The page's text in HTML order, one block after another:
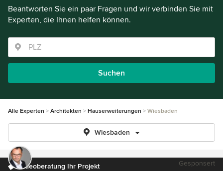
Beantworten Sie ein paar Fragen und wir verbinden Sie mit
Experten, die Ihnen helfen können.
Suchen
Alle Experten Architekten Hauserweiterungen Wiesbaden
Wiesbaden
Videoberatung Ihr Projekt Gesponsert